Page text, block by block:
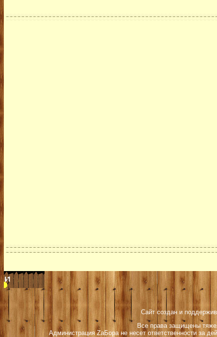
Сайт создан и
Все права защищены
Администрация ZаБора не несет ответственности за